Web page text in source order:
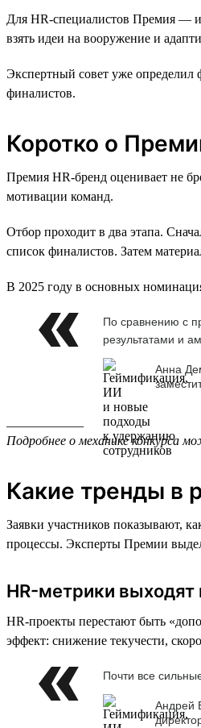
Для HR-специалистов Премия —
взять идеи на вооружение и
Экспертный совет уже определил
финалистов.
Коротко о
Премия HR-бренд оценивает не
мотивации команд.
Отбор проходит в два этапа.
список финалистов. Затем
В 2025 году в основных
По сравнению с
результатами и
Анна
Подробнее о механике конкурса
Какие тренды в
Заявки участников показывают,
процессы. Эксперты Премии
HR-метрики выходят
HR-проекты перестают быть
эффект: снижение текучести,
Почти все
Андрей